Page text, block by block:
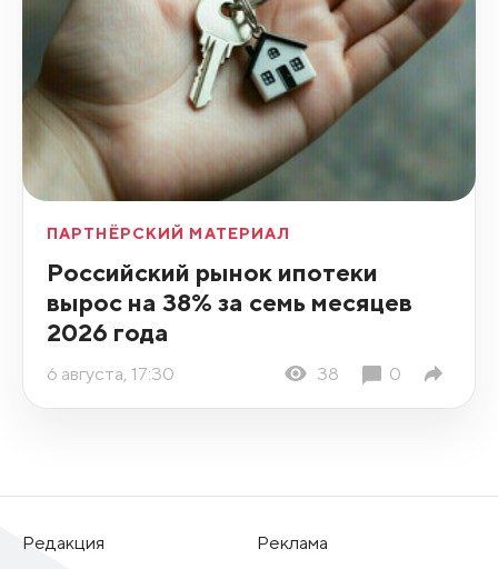
ПАРТНЁРСКИЙ МАТЕРИАЛ
Российский рынок ипотеки
вырос на 38% за семь месяцев
2026 года
6 августа, 17:30 38 0
Редакция
Реклама